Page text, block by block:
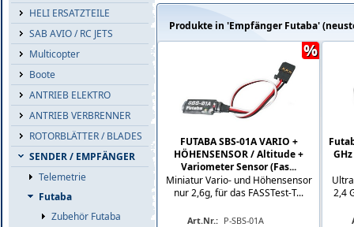
HELI ERSATZTEILE
SAB AVIO / RC JETS
Multicopter
Boote
ANTRIEB ELEKTRO
ANTRIEB VERBRENNER
ROTORBLÄTTER / BLADES
SENDER / EMPFÄNGER
Telemetrie
Futaba
Zubehör Futaba
Produkte in 'Empfänger Futaba'
FUTABA SBS-01A VARIO +
HÖHENSENSOR / Altitude +
Variometer Sensor (Fas...
Miniatur Vario- und Höhensensor
nur 2,6g, für das FASSTest-T...
Art.Nr.: P-SBS-01A
%
2,4